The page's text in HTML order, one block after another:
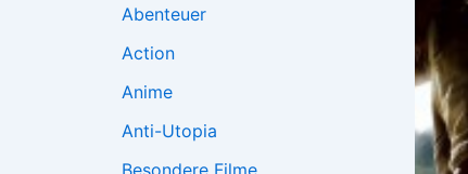
Abenteuer
Action
Anime
Anti-Utopia